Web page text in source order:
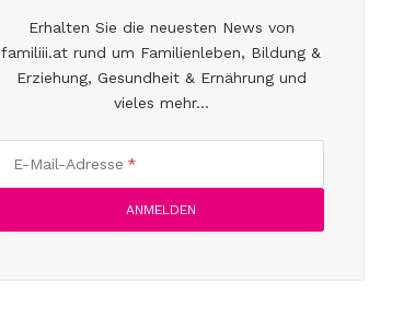
Erhalten Sie die neuesten News von
familiii.at rund um Familienleben, Bildung &
Erziehung, Gesundheit & Ernährung und
vieles mehr...
E-Mail-Adresse